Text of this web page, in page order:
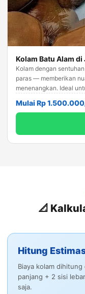
Kolam Batu Alam
Kolam dengan
paras — memberikan
menenangkan. Ideal
Mulai Rp
📐
Hitung
Biaya kolam dihitung
panjang + 2 sisi
saja.